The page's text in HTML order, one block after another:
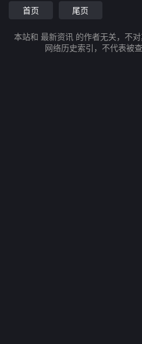
首页
尾页
本站和 最新资讯 的作者无关，不
网络历史索引，不代表被